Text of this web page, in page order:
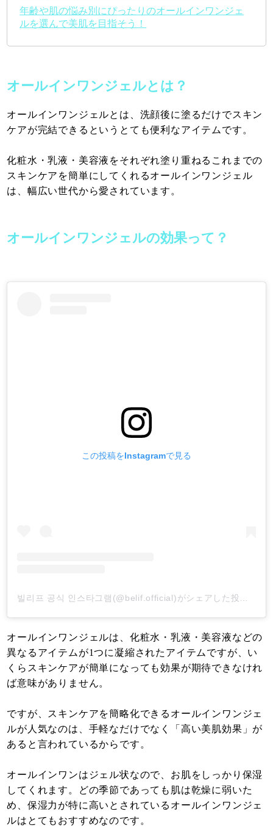
年齢や肌の悩み別にぴったりのオールインワンジェ
ルを選んで美肌を目指そう！
オールインワンジェルとは？
オールインワンジェルとは、洗顔後に塗るだけでスキン
ケアが完結できるというとても便利なアイテムです。
化粧水・乳液・美容液をそれぞれ塗り重ねるこれまでの
スキンケアを簡単にしてくれるオールインワンジェル
は、幅広い世代から愛されています。
オールインワンジェルの効果って？
この投稿をInstagramで見る
オールインワンジェルは、化粧水・乳液・美容液などの
異なるアイテムが1つに凝縮されたアイテムですが、い
くらスキンケアが簡単になっても効果が期待できなけれ
ば意味がありません。
ですが、スキンケアを簡略化できるオールインワンジェ
ルが人気なのは、手軽なだけでなく「高い美肌効果」が
あると言われているからです。
オールインワンはジェル状なので、お肌をしっかり保湿
してくれます。どの季節であっても肌は乾燥に弱いた
め、保湿力が特に高いとされているオールインワンジェ
ルはとてもおすすめなのです。